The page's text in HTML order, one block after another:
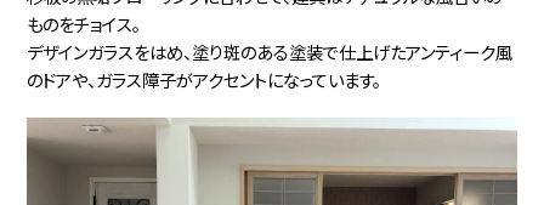
ものをチョイス。
デザインガラスをはめ、塗り斑のある塗装で仕上げたアンティーク風
のドアや、ガラス障子がアクセントになっています。